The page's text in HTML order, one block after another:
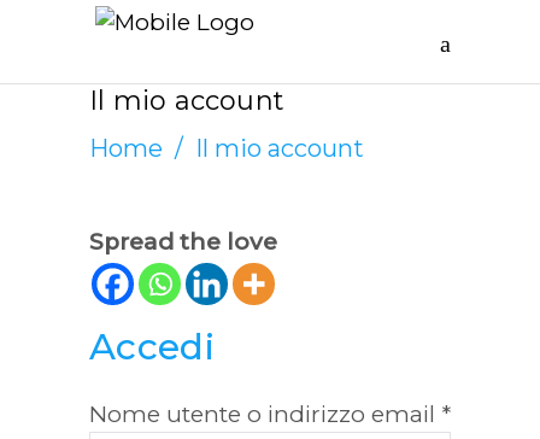
Il mio account
Home / Il mio account
Spread the love
Accedi
Nome utente o indirizzo email *